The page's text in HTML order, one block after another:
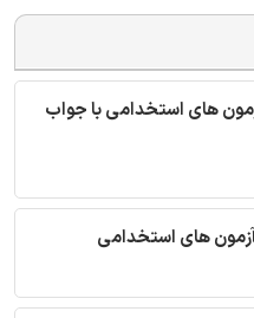
های استخدامی با جواب
های استخدامی